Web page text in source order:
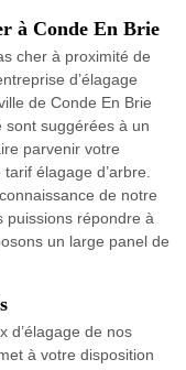
à Conde En Brie
cher à proximité de
d’élagage
de Conde En Brie
sont suggérées à un
parvenir votre
élagage d’arbre.
de notre
puissions répondre à
un large panel de
d’élagage de nos
à votre disposition